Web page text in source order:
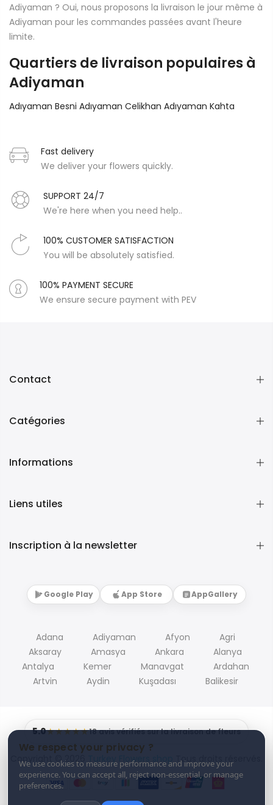
We respect your privacy ?
We use cookies to measure performance and improve your
experience. You can accept all, reject non-essential, or manage
preferences.
Adiyaman ? Oui, nous proposons la livraison le jour même à
Adiyaman pour les commandes passées avant l'heure
limite.
Quartiers de livraison populaires à
Adiyaman
Adıyaman Besni Adıyaman Celikhan Adıyaman Kahta
Fast delivery
We deliver your flowers quickly.
SUPPORT 24/7
We're here when you need help..
100% CUSTOMER SATISFACTION
You will be absolutely satisfied.
100% PAYMENT SECURE
We ensure secure payment with PEV
Contact
Catégories
Informations
Liens utiles
Inscription à la newsletter
Google Play App Store AppGallery
Adana Adiyaman Afyon
Agri
Aksaray
Amasya Ankara
Alanya
Antalya
Kemer Manavgat
Ardahan
Artvin
Aydin Kuşadası Balikesir
5.0★★★★★18 avis vérifiés sur la livraison de fleurs
Copyright © 2026 Turkey Flowers shop Tous droits réservés.